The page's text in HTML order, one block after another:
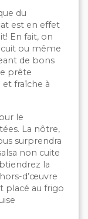
du
est en effet
En fait, on
ou même
de bons
prête
fraîche à
le
La nôtre,
surprendra
non cuite
la
d’œuvre
placé au frigo